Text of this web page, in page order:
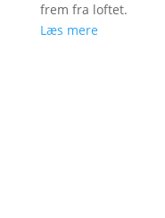
frem fra loftet.
Læs mere